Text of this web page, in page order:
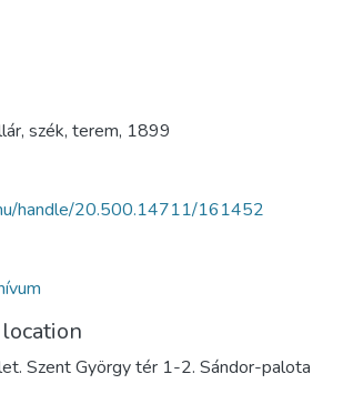
, szék, terem, 1899
handle/20.500.14711/161452
Szent György tér 1-2. Sándor-palota